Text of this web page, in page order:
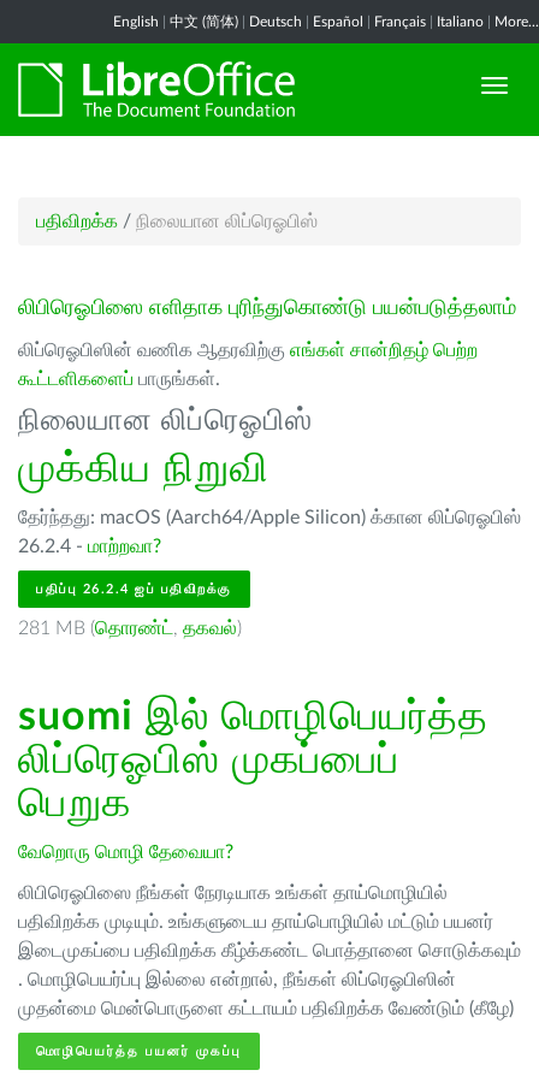
English 中文 (简体) Deutsch Español Français Italiano More...
பதிவிறக்க / நிலையான லிப்ரெஓபிஸ்
லிபிரெஓபிஸை எளிதாக புரிந்துகொண்டு பயன்படுத்தலாம்
லிப்ரெஓபிஸின் வணிக ஆதரவிற்கு எங்கள் சான்றிதழ் பெற்ற
கூட்டளிகளைப் பாருங்கள்.
நிலையான லிப்ரெஓபிஸ்
முக்கிய நிறுவி
தேர்ந்தது: macOS (Aarch64/Apple Silicon) க்கான லிப்ரெஓபிஸ்
26.2.4 - மாற்றவா?
பதிப்பு 26.2.4 ஐப் பதிவிறக்கு
281 MB (தொரண்ட் , தகவல்)
suomi இல் மொழிபெயர்த்த
லிப்ரெஓபிஸ் முகப்பைப்
பெறுக
வேறொரு மொழி தேவையா?
லிபிரெஓபிஸை நீங்கள் நேரடியாக உங்கள் தாய்மொழியில்
பதிவிறக்க முடியும். உங்களுடைய தாய்பொழியில் மட்டும் பயனர்
இடைமுகப்பை பதிவிறக்க கீழ்க்கண்ட பொத்தானை சொடுக்கவும்
. மொழிபெயர்ப்பு இல்லை என்றால், நீங்கள் லிப்ரெஓபிஸின்
முதன்மை மென்பொருளை கட்டாயம் பதிவிறக்க வேண்டும் (கீழே)
மொழிபெயர்த்த பயனர் முகப்பு